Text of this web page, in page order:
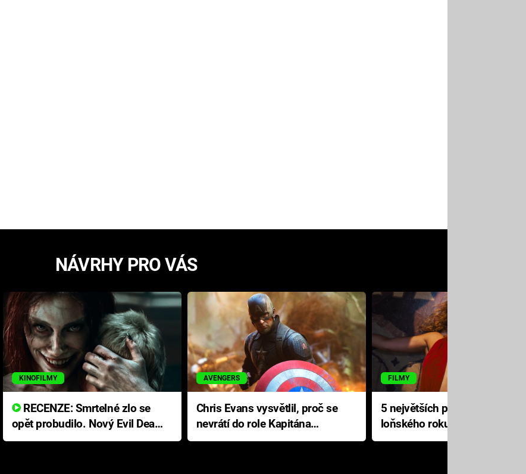
NÁVRHY PRO VÁS
KINOFILMY
RECENZE: Smrtelné zlo se
opět probudilo. Nový Evil Dead
přichází s neodolatelnou
AVENGERS
Chris Evans vysvětlil, proč se
nevrátí do role Kapitána
Ameriky
FILMY
5 největších propadáků
loňského roku: Disney na
jediné katastrofě prodělal 200